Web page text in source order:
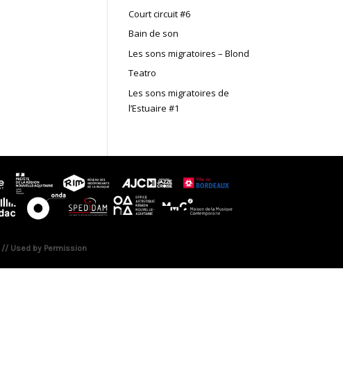
Court circuit #6
Bain de son
Les sons migratoires – Blond
Teatro
Les sons migratoires de
l’Estuaire #1
Used by Permission